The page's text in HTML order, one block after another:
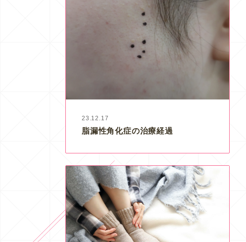
23.12.17
脂漏性角化症の治療経過